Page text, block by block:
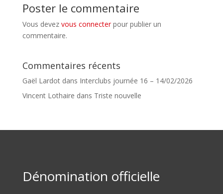
Poster le commentaire
Vous devez vous connecterpour publier un
commentaire.
Commentaires récents
Gaël Lardotdans Interclubs journée 16 – 14/02/2026
Vincent Lothaire dans Triste nouvelle
Dénomination officielle